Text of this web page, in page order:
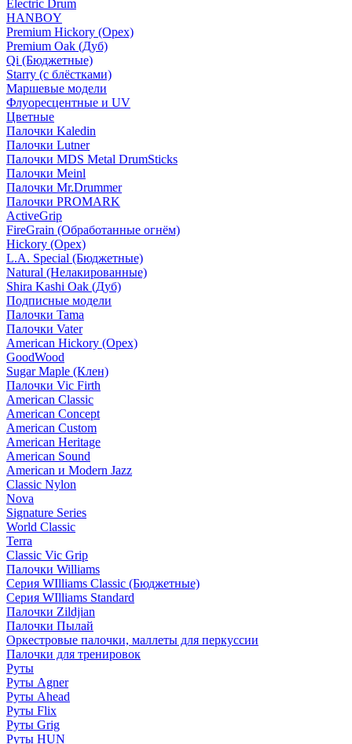
Electric Drum
HANBOY
Premium Hickory (Орех)
Premium Oak (Дуб)
Qi (Бюджетные)
Starry (с блёстками)
Маршевые модели
Флуоресцентные и UV
Цветные
Палочки Kaledin
Палочки Lutner
Палочки MDS Metal DrumSticks
Палочки Meinl
Палочки Mr.Drummer
Палочки PROMARK
ActiveGrip
FireGrain (Обработанные огнём)
Hickory (Орех)
L.A. Special (Бюджетные)
Natural (Нелакированные)
Shira Kashi Oak (Дуб)
Подписные модели
Палочки Tama
Палочки Vater
American Hickory (Орех)
GoodWood
Sugar Maple (Клен)
Палочки Vic Firth
American Classic
American Concept
American Custom
American Heritage
American Sound
American и Modern Jazz
Classic Nylon
Nova
Signature Series
World Classic
Terra
Classic Vic Grip
Палочки Williams
Серия WIlliams Classic (Бюджетные)
Серия WIlliams Standard
Палочки Zildjian
Палочки Пылай
Оркестровые палочки, маллеты для перкуссии
Палочки для тренировок
Руты
Руты Agner
Руты Ahead
Руты Flix
Руты Grig
Руты HUN